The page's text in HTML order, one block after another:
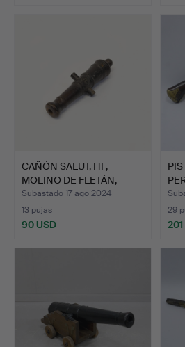
CAÑÓN SALUT, HF,
MOLINO DE FLETÁN,
HIERRO …
Subastado 17 ago 2024
13 pujas
90 USD
29